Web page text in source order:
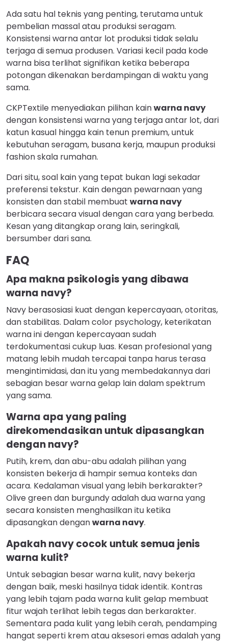
Ada satu hal teknis yang penting, terutama untuk
pembelian massal atau produksi seragam.
Konsistensi warna antar lot produksi tidak selalu
terjaga di semua produsen. Variasi kecil pada kode
warna bisa terlihat signifikan ketika beberapa
potongan dikenakan berdampingan di waktu yang
sama.
CKPTextile menyediakan pilihan kainwarna navy
dengan konsistensi warna yang terjaga antar lot, dari
katun kasual hingga kain tenun premium, untuk
kebutuhan seragam, busana kerja, maupun produksi
fashion skala rumahan.
Dari situ, soal kain yang tepat bukan lagi sekadar
preferensi tekstur. Kain dengan pewarnaan yang
konsisten dan stabil membuat warna navy
berbicara secara visual dengan cara yang berbeda.
Kesan yang ditangkap orang lain, seringkali,
bersumber dari sana.
FAQ
Apa makna psikologis yang dibawa
warna navy?
Navy berasosiasi kuat dengan kepercayaan, otoritas,
dan stabilitas. Dalam color psychology, keterikatan
warna ini dengan kepercayaan sudah
terdokumentasi cukup luas. Kesan profesional yang
matang lebih mudah tercapai tanpa harus terasa
mengintimidasi, dan itu yang membedakannya dari
sebagian besar warna gelap lain dalam spektrum
yang sama.
Warna apa yang paling
direkomendasikan untuk dipasangkan
dengan navy?
Putih, krem, dan abu-abu adalah pilihan yang
konsisten bekerja di hampir semua konteks dan
acara. Kedalaman visual yang lebih berkarakter?
Olive green dan burgundy adalah dua warna yang
secara konsisten menghasilkan itu ketika
dipasangkan denganwarna navy.
Apakah navy cocok untuk semua jenis
warna kulit?
Untuk sebagian besar warna kulit, navy bekerja
dengan baik, meski hasilnya tidak identik. Kontras
yang lebih tajam pada warna kulit gelap membuat
fitur wajah terlihat lebih tegas dan berkarakter.
Sementara pada kulit yang lebih cerah, pendamping
hangat seperti krem atau aksesori emas adalah yang